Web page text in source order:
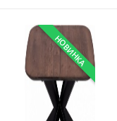
НОВИНКА